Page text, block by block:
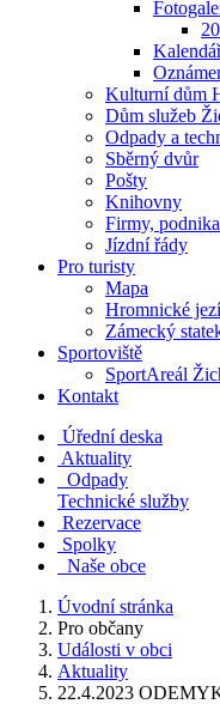
Kulturní dům
Dům služeb
Odpady a
Sběrný dvůr
Pošty
Knihovny
Firmy,
Jízdní řády
Pro turisty
Mapa
Hromnické
Zámecký
Sportoviště
SportAreál
Kontakt
Úřední deska
Aktuality
Odpady
Technické služby
Rezervace
Spolky
Naše obce
Úvodní stránka
Pro občany
Události v obci
Aktuality
22.4.2023